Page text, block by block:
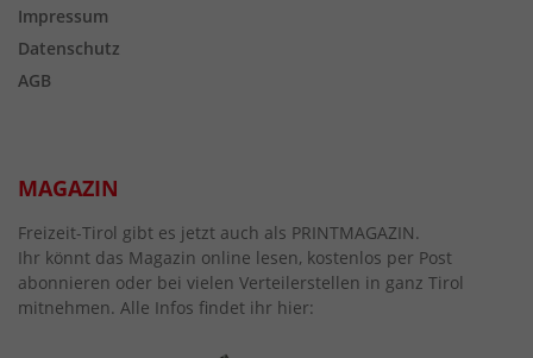
Impressum
Datenschutz
AGB
MAGAZIN
Freizeit-Tirol gibt es jetzt auch als PRINTMAGAZIN.
Ihr könnt das Magazin online lesen, kostenlos per Post
abonnieren oder bei vielen Verteilerstellen in ganz Tirol
mitnehmen. Alle Infos findet ihr hier: